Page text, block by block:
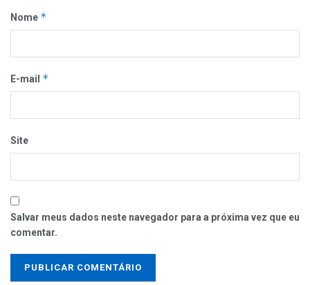
Nome *
E-mail *
Site
Salvar meus dados neste navegador para a próxima vez que eu
comentar.